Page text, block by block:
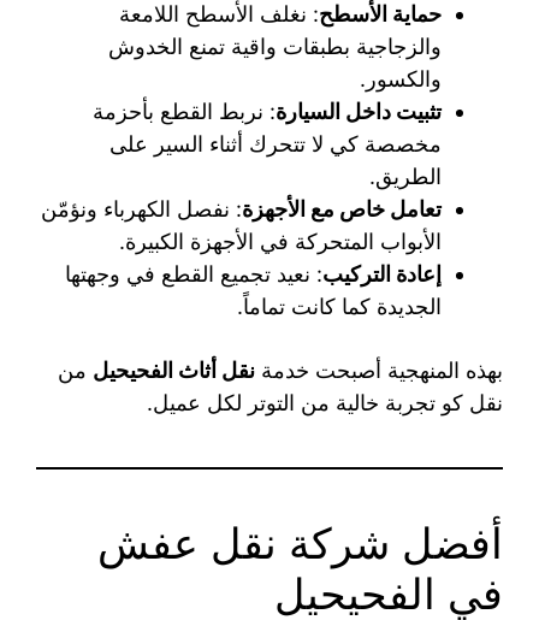
حماية الأسطح: نغلف الأسطح اللامعة
والزجاجية بطبقات واقية تمنع الخدوش
والكسور.
تثبيت داخل السيارة: نربط القطع بأحزمة
مخصصة كي لا تتحرك أثناء السير على
الطريق.
تعامل خاص مع الأجهزة: نفصل الكهرباء ونؤمّن
الأبواب المتحركة في الأجهزة الكبيرة.
إعادة التركيب: نعيد تجميع القطع في وجهتها
الجديدة كما كانت تماماً.
بهذه المنهجية أصبحت خدمة نقل أثاث الفحيحيل من
نقل كو تجربة خالية من التوتر لكل عميل.
أفضل شركة نقل عفش
في الفحيحيل